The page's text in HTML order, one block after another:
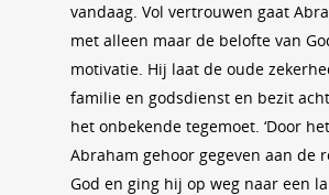
vandaag. Vol vertrouwen gaat
met alleen maar de belofte van
motivatie. Hij laat de oude
familie en godsdienst en bezit
het onbekende tegemoet. ‘Door
Abraham gehoor gegeven aan de
God en ging hij op weg naar een